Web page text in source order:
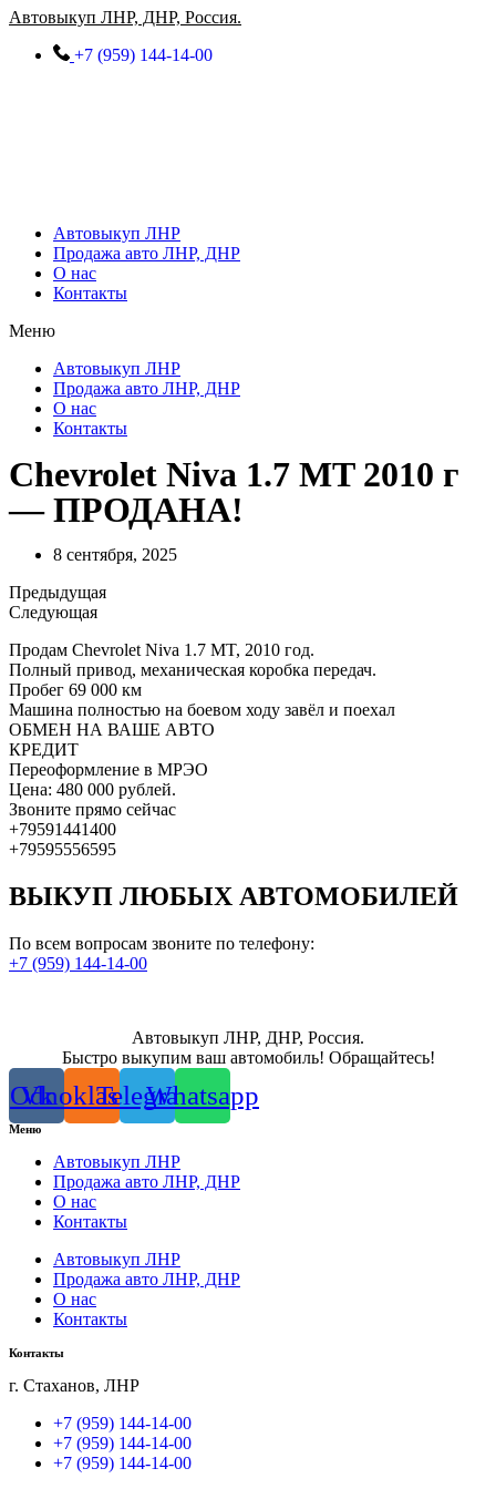
Перейти
содержимому
Автовыкуп ЛНР, ДНР, Россия.
+7 (959) 144-14-00
Автовыкуп ЛНР
Продажа авто ЛНР, ДНР
О нас
Контакты
Меню
Автовыкуп ЛНР
Продажа авто ЛНР, ДНР
О нас
Контакты
Chevrolet Niva 1.7 MT 2010 г
— ПРОДАНА!
8 сентября, 2025
Предыдущая
Следующая
Продам Chevrolet Niva 1.7 MT, 2010 год.
Полный привод, механическая коробка передач.
Пробег 69 000 км
Машина полностью на боевом ходу завёл и поехал
ОБМЕН НА ВАШЕ АВТО
КРЕДИТ
Переоформление в МРЭО
Цена: 480 000 рублей.
Звоните прямо сейчас
+79591441400
+79595556595
ВЫКУП ЛЮБЫХ АВТОМОБИЛЕЙ
По всем вопросам звоните по телефону:
+7 (959) 144-14-00
Автовыкуп ЛНР, ДНР, Россия.
Быстро выкупим ваш автомобиль! Обращайтесь!
Vk
Odnoklassniki
TelegramWhatsapp
Меню
Автовыкуп ЛНР
Продажа авто ЛНР, ДНР
О нас
Контакты
Автовыкуп ЛНР
Продажа авто ЛНР, ДНР
О нас
Контакты
Контакты
г. Стаханов, ЛНР
+7 (959) 144-14-00
+7 (959) 144-14-00
+7 (959) 144-14-00